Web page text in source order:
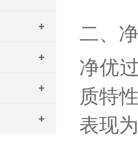
二、
净优
质特
表现